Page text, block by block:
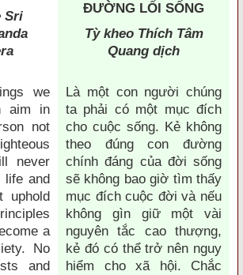
Sri
ÐƯỜNG LỐI SỐNG
Tỳ kheo Thích Tâm
Quang dịch
we
aim in
not
never
life and
uphold
a
No
and
Là một con người chúng
ta phải có một mục đích
cho cuộc sống. Kẻ không
theo đúng con đường
chính đáng của đời sống
sẽ không bao giờ tìm thấy
mục đích cuộc đời và nếu
không gìn giữ một vài
nguyên tắc cao thượng,
kẻ đó có thể trở nên nguy
hiểm cho xã hội. Chắc